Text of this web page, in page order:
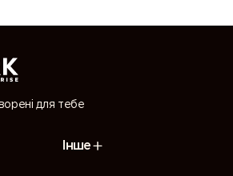
для тебе
Інше